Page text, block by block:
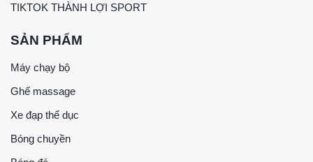
TIKTOK THÀNH LỢI SPORT
SẢN PHẨM
Máy chạy bộ
Ghế massage
Xe đạp thể dục
Bóng chuyền